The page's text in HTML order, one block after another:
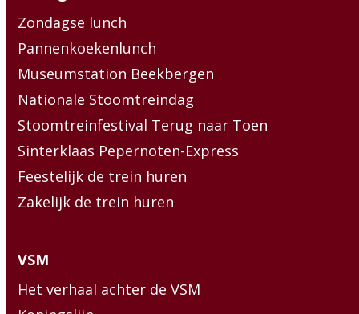
Zondagse lunch
Pannenkoekenlunch
Museumstation Beekbergen
Nationale Stoomtreindag
Stoomtreinfestival Terug naar Toen
Sinterklaas Pepernoten-Express
Feestelijk de trein huren
Zakelijk de trein huren
VSM
Het verhaal achter de VSM